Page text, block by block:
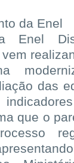
da Enel
Enel
das
que o